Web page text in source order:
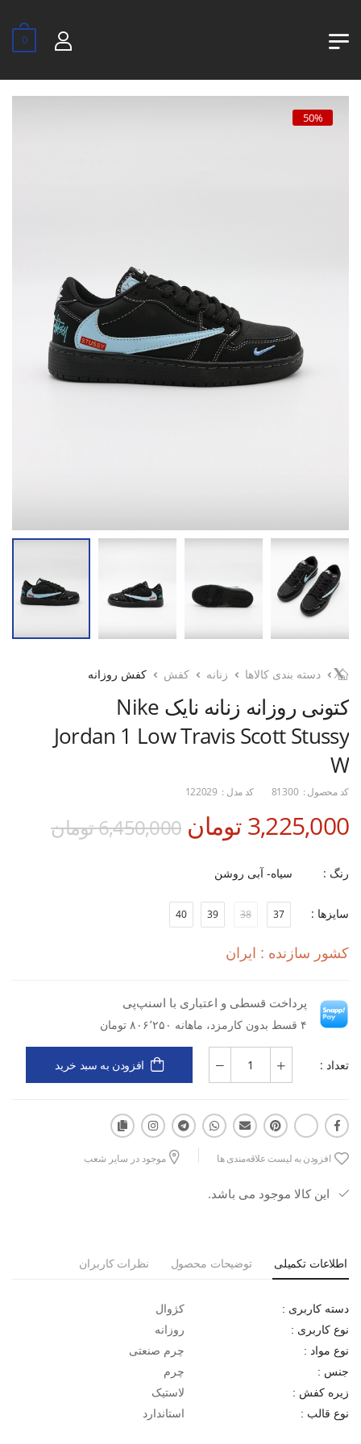
0
50%
دسته بندی کالاها زنانه کفش کفش روزانه
کتونی روزانه زنانه نایک Nike
Jordan 1 Low Travis Scott Stussy
W
کد محصول : 81300 کد مدل : 122029
3,225,000 تومان 6,450,000 تومان
رنگ : سیاه- آبی روشن
سایزها : 37
38
39
40
کشور سازنده : ایران
پرداخت قسطی و اعتباری با اسنپ‌پی
۴ قسط بدون کارمزد، ماهانه ۸۰۶٬۲۵۰ تومان
تعداد : افزودن به سبد خرید
افزودن به لیست علاقه‌مندی ها موجود در سایر شعب
این کالا موجود می باشد.
اطلاعات تکمیلی توضیحات محصول نظرات کاربران
دسته کاربری : کژوال
نوع کاربری : روزانه
نوع مواد : چرم صنعتی
جنس : چرم
زیره کفش : لاستیک
نوع قالب : استاندارد